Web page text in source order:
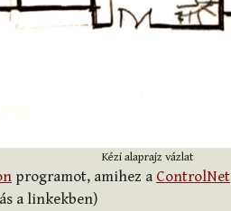
Kézi alaprajz vázlat
programot, amihez a ControlNet
a linkekben)